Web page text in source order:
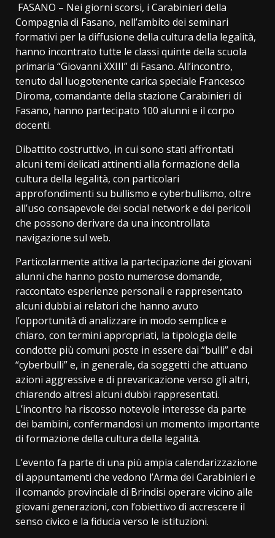
FASANO – Nei giorni scorsi, i Carabinieri della
Compagnia di Fasano, nell’ambito dei seminari
formativi per la diffusione della cultura della legalità,
hanno incontrato tutte le classi quinte della scuola
primaria “Giovanni XXIII” di Fasano. All’incontro,
tenuto dal luogotenente carica speciale Francesco
Diroma, comandante della stazione Carabinieri di
Fasano, hanno partecipato 100 alunni e il corpo
docenti.
Dibattito costruttivo, in cui sono stati affrontati
alcuni temi delicati attinenti alla formazione della
cultura della legalità, con particolari
approfondimenti su bullismo e cyberbullismo, oltre
all’uso consapevole dei social network e dei pericoli
che possono derivare da una incontrollata
navigazione sul web.
Particolarmente attiva la partecipazione dei giovani
alunni che hanno posto numerose domande,
raccontato esperienze personali e rappresentato
alcuni dubbi ai relatori che hanno avuto
l’opportunità di analizzare in modo semplice e
chiaro, con termini appropriati, la tipologia delle
condotte più comuni poste in essere dai “bulli” e dai
“cyberbulli” e, in generale, da soggetti che attuano
azioni aggressive e di prevaricazione verso gli altri,
chiarendo altresì alcuni dubbi rappresentati.
L’incontro ha riscosso notevole interesse da parte
dei bambini, confermandosi un momento importante
di formazione della cultura della legalità.
L’evento fa parte di una più ampia calendarizzazione
di appuntamenti che vedono l’Arma dei Carabinieri e
il comando provinciale di Brindisi operare vicino alle
giovani generazioni, con l’obiettivo di accrescere il
senso civico e la fiducia verso le istituzioni.